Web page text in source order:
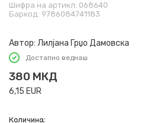
Шифра на артикл: 068640
Баркод: 9786084741183
Автор: Лилјана Грџо Дамовска
Достапно веднаш
380 МКД
6,15 EUR
Количина: